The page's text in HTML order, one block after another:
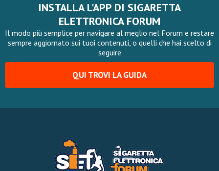
INSTALLA L'APP DI SIGARETTA
ELETTRONICA FORUM
Il modo più semplice per navigare al meglio nel Forum e restare
sempre aggiornato sui tuoi contenuti, o quelli che hai scelto di
seguire
QUI TROVI LA GUIDA